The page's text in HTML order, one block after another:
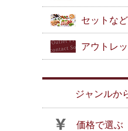
セットなど
アウトレ
ジャンルか
価格で選ぶ